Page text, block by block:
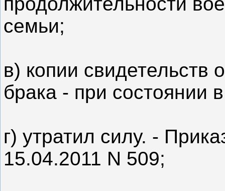
семьи;
в) копии свидетельств
брака - при состоянии
г) утратил силу. -
15.04.2011 N 509;